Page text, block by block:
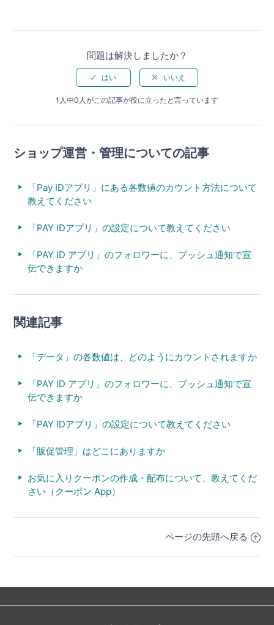
問題は解決しましたか？
1人中0人がこの記事が役に立ったと言っています
ショップ運営・管理についての記事
「Pay IDアプリ」にある各数値のカウント方法について
教えてください
「PAY IDアプリ」の設定について教えてください
「PAY ID アプリ」のフォロワーに、プッシュ通知で宣
伝できますか
関連記事
「データ」の各数値は、どのようにカウントされますか
「PAY ID アプリ」のフォロワーに、プッシュ通知で宣
伝できますか
「PAY IDアプリ」の設定について教えてください
「販促管理」はどこにありますか
お気に入りクーポンの作成・配布について、教えてくだ
さい（クーポン App）
ページの先頭へ戻る